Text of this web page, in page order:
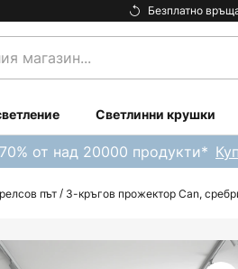
Безплатно
Светлинни крушки
от над 20000 продукти*
път 3-кръгов прожектор Can,